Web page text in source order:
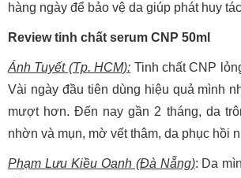
hàng ngày để bảo vệ da giúp phát huy
Review tinh chất serum CNP 50ml
Ánh Tuyết (Tp. HCM): Tinh chất CNP
Vài ngày đầu tiên dùng hiệu quả mình
mượt hơn. Đến nay gần 2 tháng, da
nhờn và mụn, mờ vết thâm, da phục hồi
Phạm Lưu Kiều Oanh (Đà Nẵng): Da